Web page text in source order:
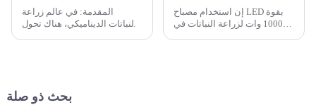
المقدمة: في عالم زراعة
النباتات الديناميكي، هناك تحول
إن استخدام مصباح LED بقوة
1000 وات لزراعة النباتات في
بحث ذو صلة